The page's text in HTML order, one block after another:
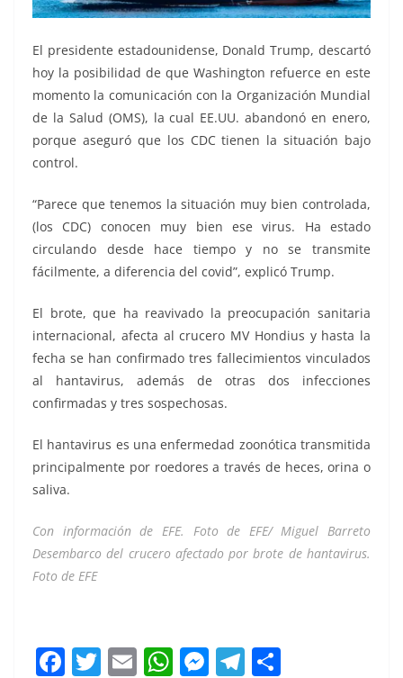
El presidente estadounidense, Donald Trump, descartó
hoy la posibilidad de que Washington refuerce en este
momento la comunicación con la Organización Mundial
de la Salud (OMS), la cual EE.UU. abandonó en enero,
porque aseguró que los CDC tienen la situación bajo
control.
“Parece que tenemos la situación muy bien controlada,
(los CDC) conocen muy bien ese virus. Ha estado
circulando desde hace tiempo y no se transmite
fácilmente, a diferencia del covid”, explicó Trump.
El brote, que ha reavivado la preocupación sanitaria
internacional, afecta al crucero MV Hondius y hasta la
fecha se han confirmado tres fallecimientos vinculados
al hantavirus, además de otras dos infecciones
confirmadas y tres sospechosas.
El hantavirus es una enfermedad zoonótica transmitida
principalmente por roedores a través de heces, orina o
saliva.
Con información de EFE. Foto de EFE/ Miguel Barreto
Desembarco del crucero afectado por brote de hantavirus.
Foto de EFE
F T E W M T